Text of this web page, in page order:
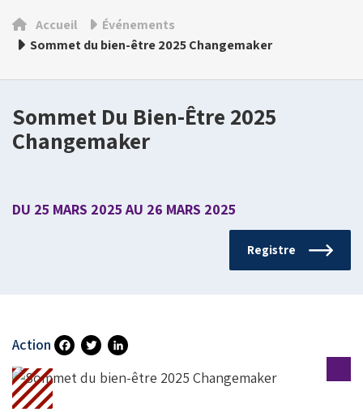
Accueil
Événements
Sommet du bien-être 2025 Changemaker
Sommet Du Bien-Être 2025
Changemaker
DU 25 MARS 2025 AU 26 MARS 2025
Registre
Action
Fa
Ce
T
Wi
Li
N